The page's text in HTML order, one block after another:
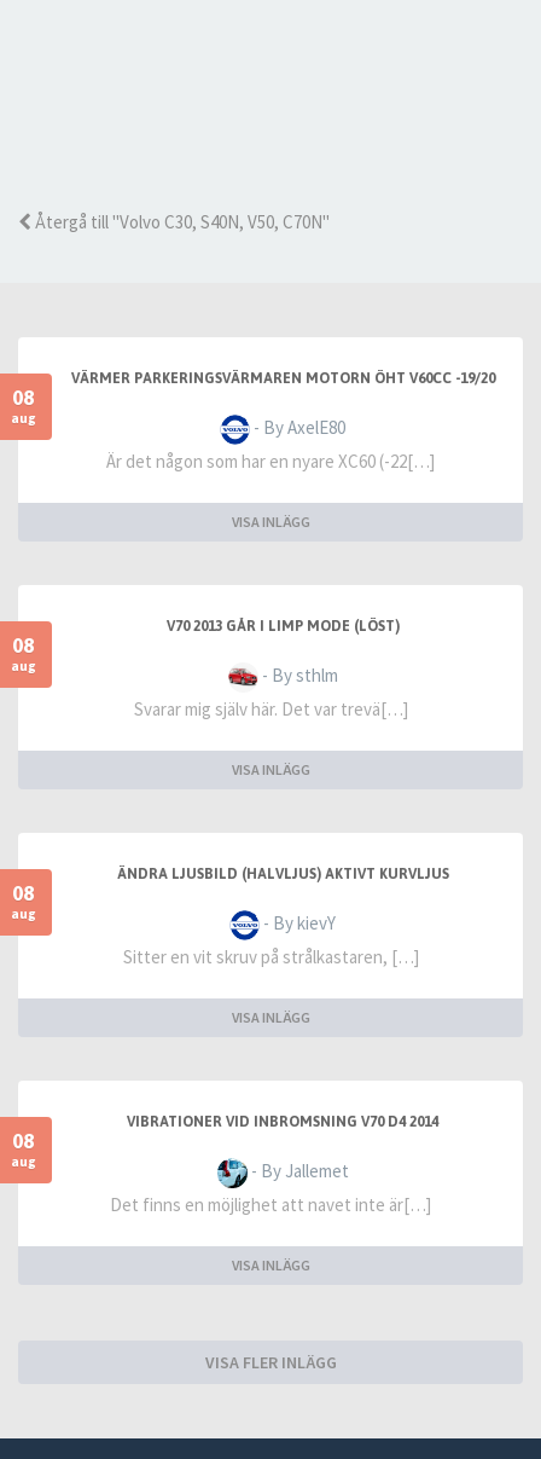
Återgå till "Volvo C30, S40N, V50, C70N"
08
aug
VÄRMER PARKERINGSVÄRMAREN MOTORN ÖHT V60CC -19/20
- By AxelE80
Är det någon som har en nyare XC60 (-22[…]
VISA INLÄGG
08
aug
V70 2013 GÅR I LIMP MODE (LÖST)
- By sthlm
Svarar mig själv här. Det var trevä[…]
VISA INLÄGG
08
aug
ÄNDRA LJUSBILD (HALVLJUS) AKTIVT KURVLJUS
- By kievY
Sitter en vit skruv på strålkastaren, […]
VISA INLÄGG
08
aug
VIBRATIONER VID INBROMSNING V70 D4 2014
- By Jallemet
Det finns en möjlighet att navet inte är[…]
VISA INLÄGG
VISA FLER INLÄGG